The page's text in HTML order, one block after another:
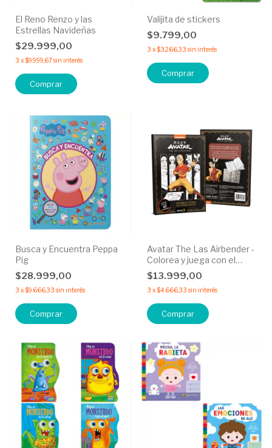
El Reno Renzo y las
Estrellas Navideñas
$29.999,00
3 x$9.999,67sin interés
Valijita de stickers
$9.799,00
3 x$3.266,33 sin interés
Comprar
Busca y Encuentra Peppa
Pig
$28.999,00
3 x$9.666,33 sin interés
Avatar The Las Airbender -
Colorea y juega con el
maesto del aire.
$13.999,00
3 x$4.666,33 sin interés